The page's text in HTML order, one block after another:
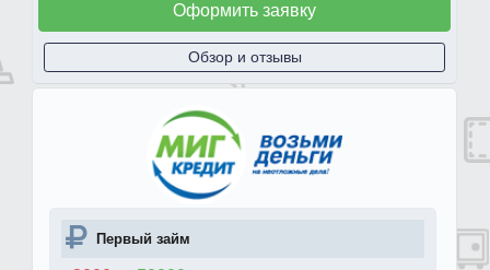
Оформить заявку
Обзор и отзывы
Первый займ